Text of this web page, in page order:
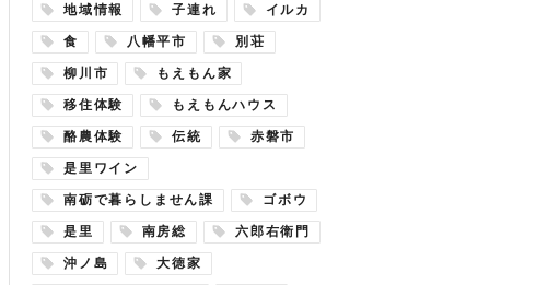
地域情報 子連れ イルカ
食 八幡平市 別荘
柳川市 もえもん家
移住体験 もえもんハウス
酪農体験 伝統 赤磐市
是里ワイン
南砺で暮らしません課 ゴボウ
是里 南房総 六郎右衛門
沖ノ島 大徳家